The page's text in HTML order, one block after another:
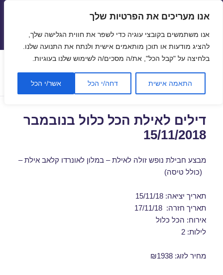
אנו מעריכים את הפרטיות שלך
אנו משתמשים בקובצי עוגיה כדי לשפר את חווית הגלישה שלך,
להציג מודעות או תוכן מותאמים אישית ולנתח את התנועה שלנו.
בלחיצה על "קבל הכל", את/ה מסכים/ה לשימוש שלנו בעוגיות.
התאמה אישית דחה/י הכל אשר/י הכל
תפריטים
ווידג'טים
תגית:טיסות לאילת ברגע האחרון
דילים לאילת הכל כלול בנובמבר
15/11/2018
מבצע חבילת נופש זולה לאילת – במלון לאונרדו קלאב אילת –
(כולל טיסה)
תאריך יציאה: 15/11/18
תאריך חזרה: 17/11/18
אירוח: הכל כלול
לילות: 2
מחיר לזוג: ₪1938